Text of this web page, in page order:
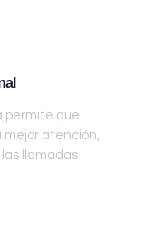
permite que
mejor atención,
llamadas